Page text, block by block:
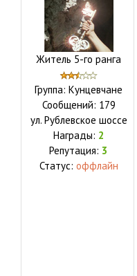
Житель 5-го ранга
Группа: Кунцевчане
Сообщений: 179
ул. Рублевское шоссе
Награды: 2
Репутация: 3
Статус: оффлайн